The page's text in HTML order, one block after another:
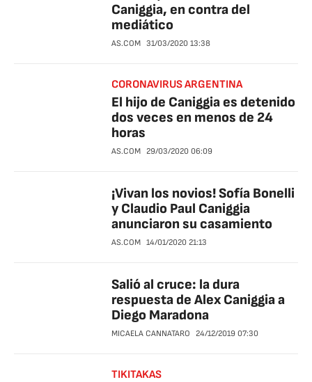
Caniggia, en contra del
mediático
AS.COM 31/03/2020 13:38
CORONAVIRUS ARGENTINA
El hijo de Caniggia es detenido
dos veces en menos de 24
horas
AS.COM 29/03/2020 06:09
¡Vivan los novios! Sofía Bonelli
y Claudio Paul Caniggia
anunciaron su casamiento
AS.COM 14/01/2020 21:13
Salió al cruce: la dura
respuesta de Alex Caniggia a
Diego Maradona
MICAELA CANNATARO 24/12/2019 07:30
TIKITAKAS